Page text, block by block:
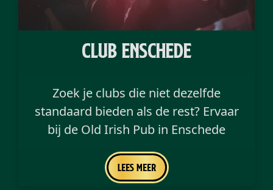
Club enschede
Zoek je clubs die niet dezelfde
standaard bieden als de rest? Ervaar
bij de Old Irish Pub in Enschede
Lees meer